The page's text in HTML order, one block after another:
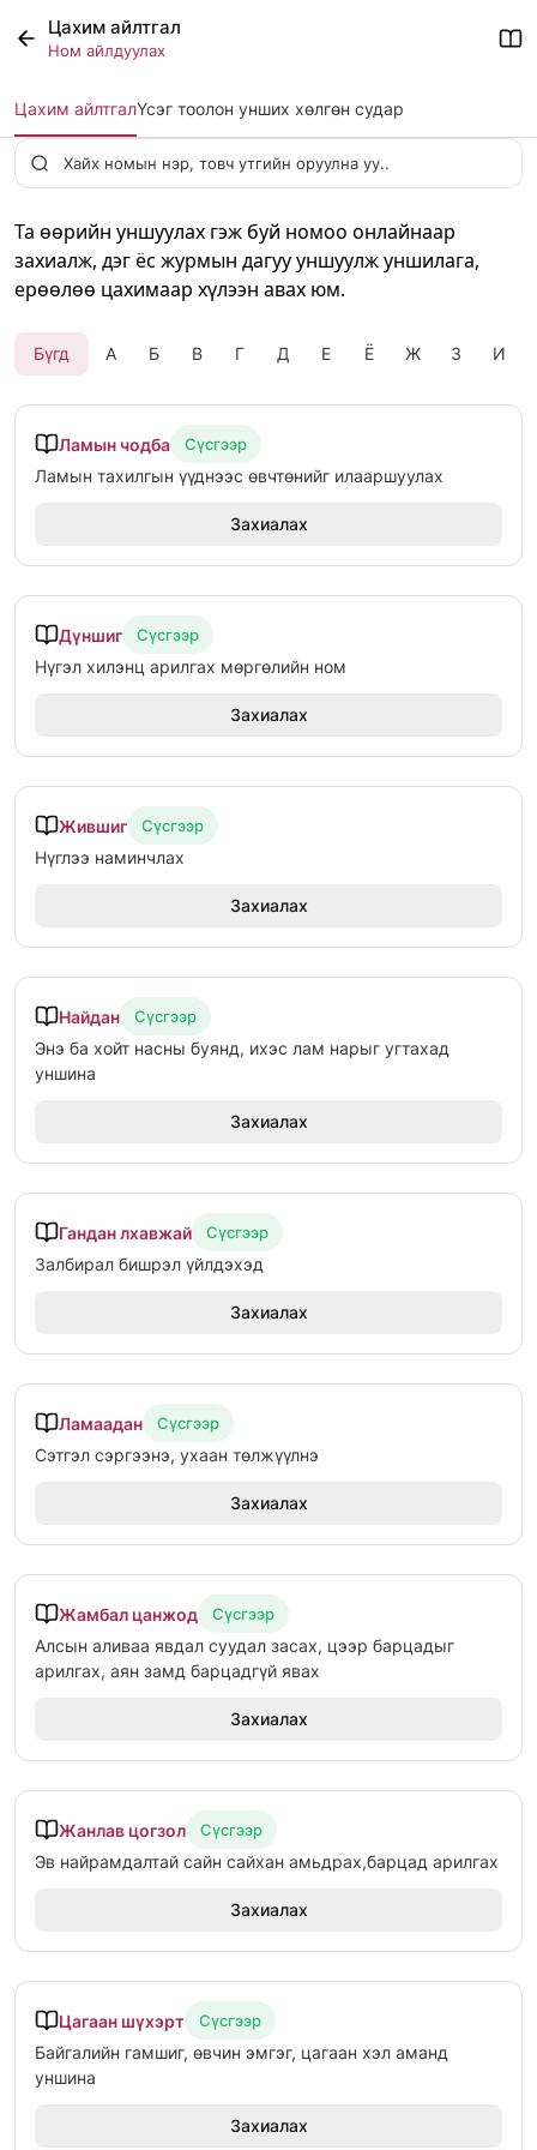
Цахим айлтгалҮсэг тоолон унших хөлгөн судар
Та өөрийн уншуулах гэж буй номоо онлайнаар
захиалж, дэг ёс журмын дагуу уншуулж уншилага,
ерөөлөө цахимаар хүлээн авах юм.
Бүгд А Б В Г Д Е Ё Ж З И
Ламын чодба Сүсгээр
Ламын тахилгын үүднээс өвчтөнийг илааршуулах
Захиалах
Дүншиг Сүсгээр
Нүгэл хилэнц арилгах мөргөлийн ном
Захиалах
Жившиг Сүсгээр
Нүглээ наминчлах
Захиалах
Найдан Сүсгээр
Энэ ба хойт насны буянд, ихэс лам нарыг угтахад
уншина
Захиалах
Гандан лхавжай Сүсгээр
Залбирал бишрэл үйлдэхэд
Захиалах
Ламаадан Сүсгээр
Сэтгэл сэргээнэ, ухаан төлжүүлнэ
Захиалах
Жамбал цанжод Сүсгээр
Алсын аливаа явдал суудал засах, цээр барцадыг
арилгах, аян замд барцадгүй явах
Захиалах
Жанлав цогзол Сүсгээр
Эв найрамдалтай сайн сайхан амьдрах,барцад арилгах
Захиалах
Цагаан шүхэрт Сүсгээр
Байгалийн гамшиг, өвчин эмгэг, цагаан хэл аманд
уншина
Захиалах
Цахим айлтгал
Ном айлдуулах